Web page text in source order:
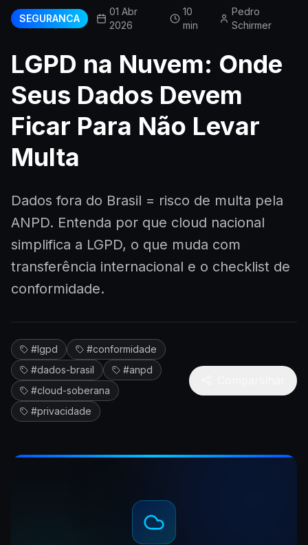
SEGURANCA
01 Abr
2026
10
min
Pedro
Schirmer
LGPD na Nuvem: Onde
Seus Dados Devem
Ficar Para Não Levar
Multa
Dados fora do Brasil = risco de multa pela
ANPD. Entenda por que cloud nacional
simplifica a LGPD, o que muda com
transferência internacional e o checklist de
conformidade.
#lgpd #conformidade
#dados-brasil #anpd
#cloud-soberana
#privacidade